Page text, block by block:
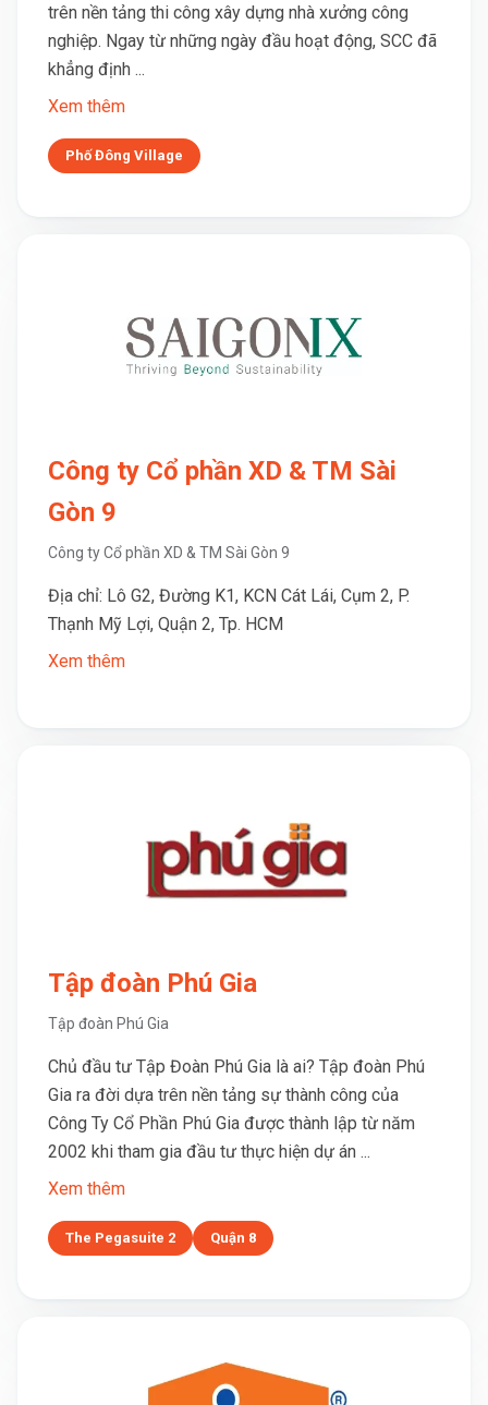
trên nền tảng thi công xây dựng nhà xưởng công
nghiệp. Ngay từ những ngày đầu hoạt động, SCC đã
khẳng định ...
Xem thêm
Phố Đông Village
Công ty Cổ phần XD & TM Sài
Gòn 9
Công ty Cổ phần XD & TM Sài Gòn 9
Địa chỉ: Lô G2, Đường K1, KCN Cát Lái, Cụm 2, P.
Thạnh Mỹ Lợi, Quận 2, Tp. HCM
Xem thêm
Tập đoàn Phú Gia
Tập đoàn Phú Gia
Chủ đầu tư Tập Đoàn Phú Gia là ai? Tập đoàn Phú
Gia ra đời dựa trên nền tảng sự thành công của
Công Ty Cổ Phần Phú Gia được thành lập từ năm
2002 khi tham gia đầu tư thực hiện dự án ...
Xem thêm
The Pegasuite 2 Quận 8